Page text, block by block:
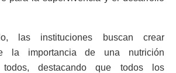
las instituciones buscan crear
la importancia de una nutrición
todos, destacando que todos los